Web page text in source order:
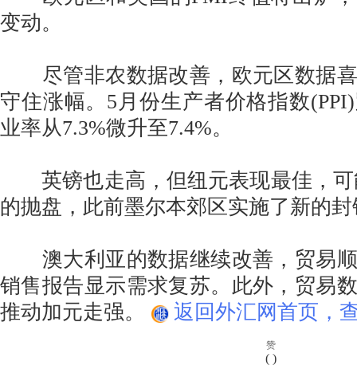
变动。
尽管非农数据改善，欧元区数据喜
守住涨幅。5月份生产者价格指数
业率从7.3%微升至7.4%。
英镑也走高，但纽元表现最佳，可
的抛盘，此前墨尔本郊区实施了新的
澳大利亚的数据继续改善，贸易顺
销售报告显示需求复苏。此外，贸易
推动加元走强。
返回外汇网首页，
赞
( )